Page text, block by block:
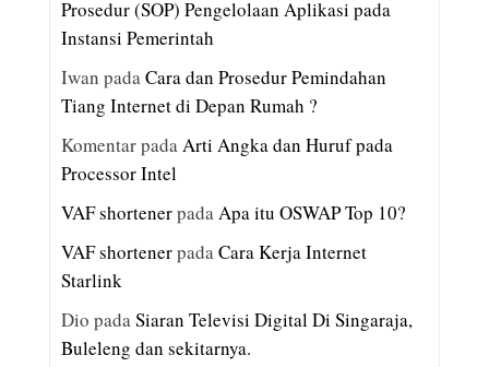
Prosedur (SOP) Pengelolaan Aplikasi pada
Instansi Pemerintah
Iwan pada Cara dan Prosedur Pemindahan
Tiang Internet di Depan Rumah ?
Komentarpada Arti Angka dan Huruf pada
Processor Intel
VAF shortenerpada Apa itu OSWAP Top 10?
VAF shortenerpada Cara Kerja Internet
Starlink
Dio pada Siaran Televisi Digital Di Singaraja,
Buleleng dan sekitarnya.